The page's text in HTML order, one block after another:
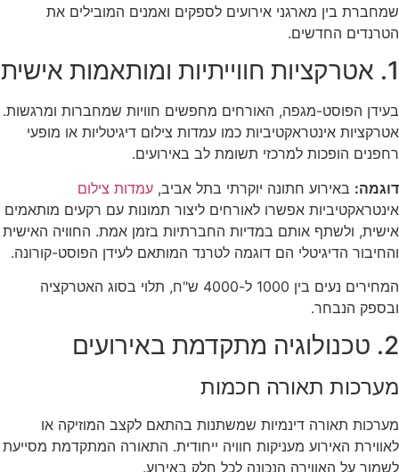
שמחברת בין מארגני אירועים לספקים ואמנים המובילים את
הטרנדים החדשים.
1. אטרקציות חווייתיות ומותאמות אישית
בעידן הפוסט-מגפה, האורחים מחפשים חוויות שמחברות ומרגשות.
אטרקציות אינטראקטיביות כמו עמדות צילום דיגיטליות או מופעי
רחפנים הופכות למרכזי תשומת לב באירועים.
דוגמה: באירוע חתונה יוקרתי בתל אביב, עמדות צילום
אינטראקטיביות אפשרו לאורחים ליצור תמונות עם רקעים מותאמים
אישית, ולשתף אותם במדיות החברתיות בזמן אמת. החוויה האישית
והחיבור הדיגיטלי הם דוגמה לטרנד המותאם לעידן הפוסט-קורונה.
המחירים נעים בין 1000 ל-4000 ש"ח, תלוי בסוג האטרקציה
ובספק הנבחר.
2. טכנולוגיה מתקדמת באירועים
מערכות תאורה חכמות
מערכות תאורה דינמיות שמשתנות בהתאם לקצב המוזיקה או
לאווירת האירוע מעניקות חוויה ייחודית. התאורה המתקדמת מסייעת
לשמור על האווירה הנכונה לכל חלק באירוע.